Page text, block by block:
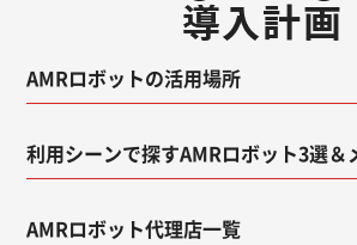
AMRロボットの活用場所
利用シーンで探すAMRロボット3選＆
AMRロボット代理店一覧